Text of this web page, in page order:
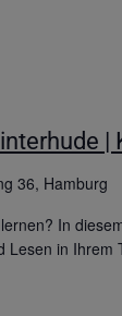
|
36, Hamburg
In
Lesen in